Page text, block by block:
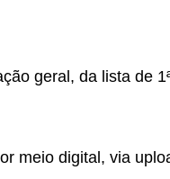
geral, da lista de
meio digital, via